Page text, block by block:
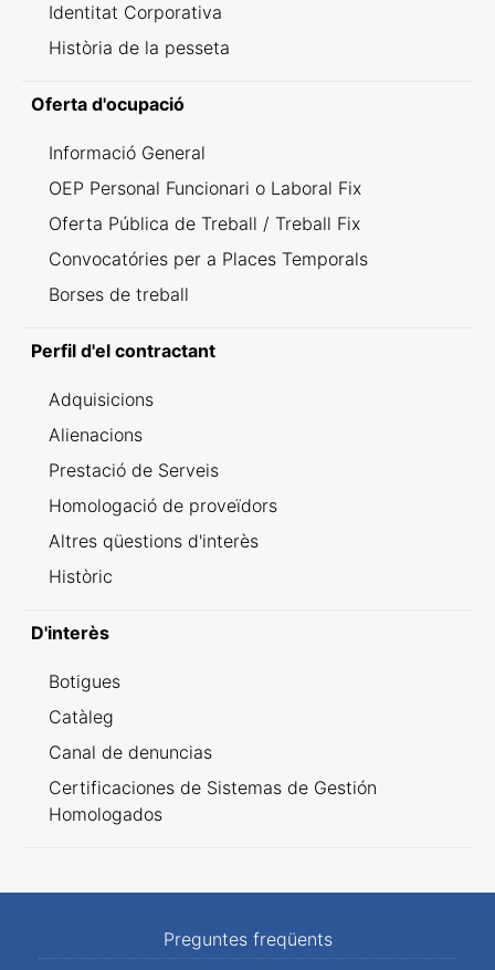
Identitat Corporativa
Història de la pesseta
Oferta d'ocupació
Informació General
OEP Personal Funcionari o Laboral Fix
Oferta Pública de Treball / Treball Fix
Convocatóries per a Places Temporals
Borses de treball
Perfil d'el contractant
Adquisicions
Alienacions
Prestació de Serveis
Homologació de proveïdors
Altres qüestions d'interès
Històric
D'interès
Botigues
Catàleg
Canal de denuncias
Certificaciones de Sistemas de Gestión
Homologados
Preguntes freqüents